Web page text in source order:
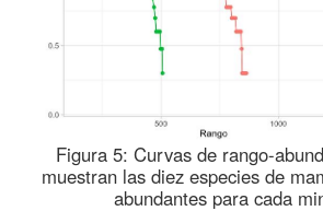
Figura 5: Curvas de rango-
muestran las diez especies de
abundantes para cada